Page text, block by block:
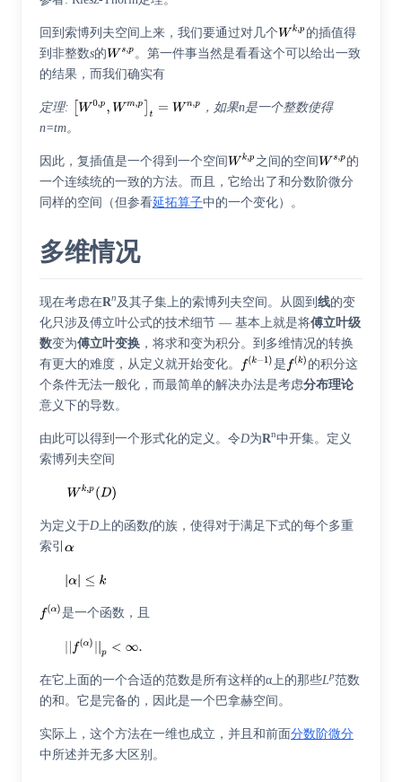
回到索博列夫空间上来，我们要通过对几个
的插值得
到非整数s的
。第一件事当然是看看这个可以给出一致
的结果，而我们确实有
定理:
，如果n是一个整数使得
n=tm。
因此，复插值是一个得到一个空间 之间的空间
的
一个连续统的一致的方法。而且，它给出了和分数阶微分
同样的空间（但参看延拓算子中的一个变化）。
多维情况
现在考虑在Rn及其子集上的索博列夫空间。从圆到 线的变
化只涉及傅立叶公式的技术细节 — 基本上就是将傅立叶级
数变为傅立叶变换 ，将求和变为积分。到多维情况的转换
有更大的难度，从定义就开始变化。
是
的积分这
个条件无法一般化，而最简单的解决办法是考虑分布理论
意义下的导数。
由此可以得到一个形式化的定义。令D为Rn中开集。定义
索博列夫空间
为定义于D上的函数f的族，使得对于满足下式的每个多重
索引
是一个函数，且
在它上面的一个合适的范数是所有这样的α上的那些Lp范数
的和。它是完备的，因此是一个巴拿赫空间。
实际上，这个方法在一维也成立，并且和前面分数阶微分
中所述并无多大区别。